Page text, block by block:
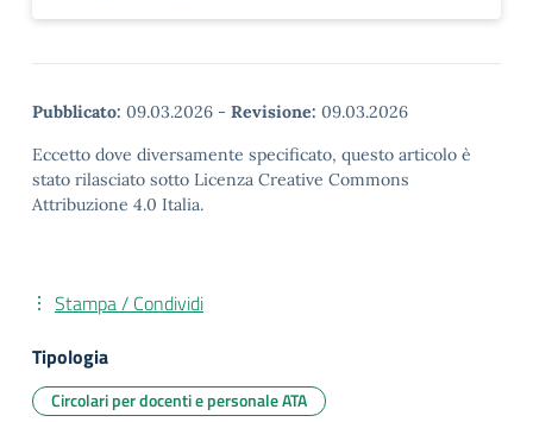
Pubblicato: 09.03.2026 - Revisione: 09.03.2026
Eccetto dove diversamente specificato, questo articolo è
stato rilasciato sotto Licenza Creative Commons
Attribuzione 4.0 Italia.
Stampa / Condividi
Tipologia
Circolari per docenti e personale ATA